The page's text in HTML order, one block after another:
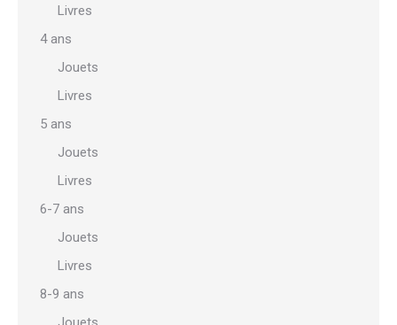
Livres
4 ans
Jouets
Livres
5 ans
Jouets
Livres
6-7 ans
Jouets
Livres
8-9 ans